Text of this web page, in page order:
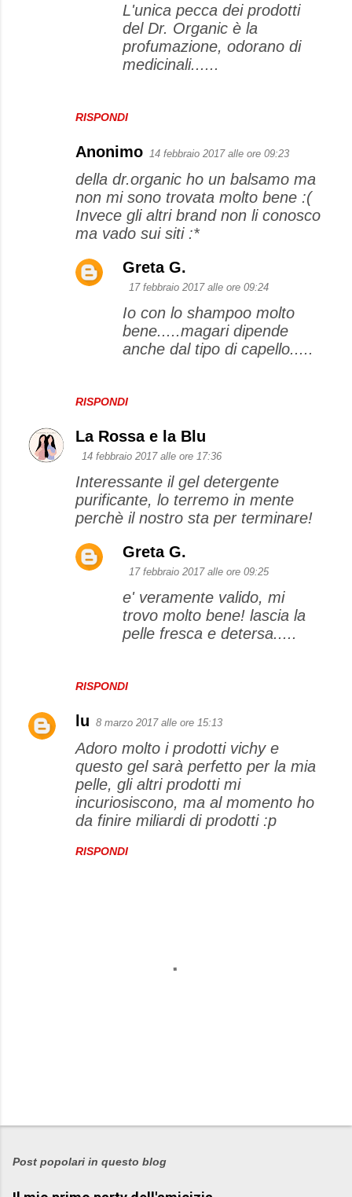
RISPONDI
L'unica pecca dei prodotti
del Dr. Organic è la
profumazione, odorano di
medicinali......
Anonimo 14 febbraio 2017 alle ore 09:23
della dr.organic ho un balsamo ma
non mi sono trovata molto bene :(
Invece gli altri brand non li conosco
ma vado sui siti :*
RISPONDI
Greta G.
17 febbraio 2017 alle ore 09:24
Io con lo shampoo molto
bene.....magari dipende
anche dal tipo di capello.....
La Rossa e la Blu
14 febbraio 2017 alle ore 17:36
Interessante il gel detergente
purificante, lo terremo in mente
perchè il nostro sta per terminare!
RISPONDI
Greta G.
17 febbraio 2017 alle ore 09:25
e' veramente valido, mi
trovo molto bene! lascia la
pelle fresca e detersa.....
lu 8 marzo 2017 alle ore 15:13
Adoro molto i prodotti vichy e
questo gel sarà perfetto per la mia
pelle, gli altri prodotti mi
incuriosiscono, ma al momento ho
da finire miliardi di prodotti :p
RISPONDI
P
s
Post popolari in questo blog